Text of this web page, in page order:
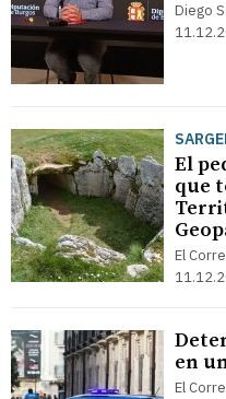
Diego
El
que
El
en
El